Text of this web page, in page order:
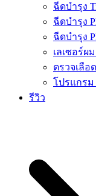
ฉีดบำรุง
ฉีดบำรุง
ฉีดบำรุง
เลเซอร์ผ
ตรวจเลือ
โปรแกรม
รีวิว